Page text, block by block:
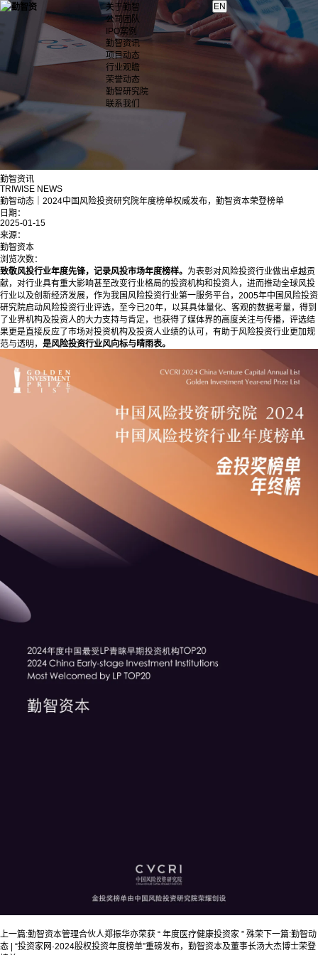
关于勤智
公司团队
IPO案例
勤智资讯
项目动态
行业观瞻
荣誉动态
勤智研究院
联系我们
勤智资讯
TRIWISE NEWS
勤智动态｜2024中国风险投资研究院年度榜单权威发布，勤智资本荣登榜单
日期：
2025-01-15
来源：
勤智资本
浏览次数：
致敬风投行业年度先锋，记录风投市场年度榜样。 为表彰对风险投资行业做出卓越贡
献，对行业具有重大影响甚至改变行业格局的投资机构和投资人，进而推动全球风投
行业以及创新经济发展，作为我国风险投资行业第一服务平台，2005年中国风险投资
研究院启动风险投资行业评选，至今已20年，以其具体量化、客观的数据考量，得到
了业界机构及投资人的大力支持与肯定，也获得了媒体界的高度关注与传播，评选结
果更是直接反应了市场对投资机构及投资人业绩的认可，有助于风险投资行业更加规
范与透明， 是风险投资行业风向标与晴雨表。
上一篇:勤智资本管理合伙人郑振华亦荣获 “ 年度医疗健康投资家 ” 殊荣 下一篇:勤智动
态 | “投资家网·2024股权投资年度榜单”重磅发布，勤智资本及董事长汤大杰博士荣登